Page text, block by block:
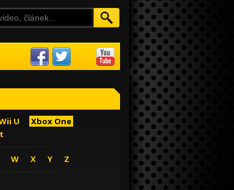
U
Xbox One
W X Y Z